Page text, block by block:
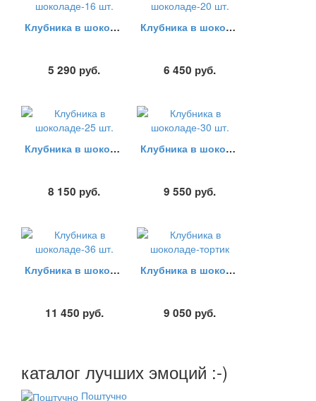
Клубника в шоколаде-16 шт.
5 290 руб.
Клубника в шоколаде-20 шт.
6 450 руб.
Клубника в шоколаде-25 шт.
8 150 руб.
Клубника в шоколаде-30 шт.
9 550 руб.
Клубника в шоколаде-36 шт.
11 450 руб.
Клубника в шоколаде-тортик
9 050 руб.
каталог лучших эмоций :-)
Поштучно